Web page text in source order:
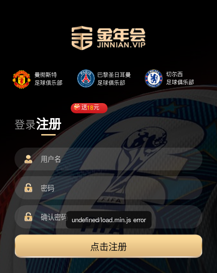
登录注册
送18元
点击注册
undefined/load.min.js error